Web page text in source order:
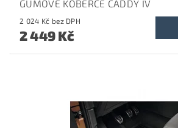
GUMOVÉ KOBERCE CADDY IV
2 024 Kč bez DPH
2 449 Kč